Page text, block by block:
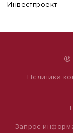
Инвестпроект
®
Политика
Запрос